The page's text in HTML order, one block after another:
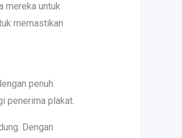
mereka untuk
memastikan
penuh
penerima plakat.
Dengan